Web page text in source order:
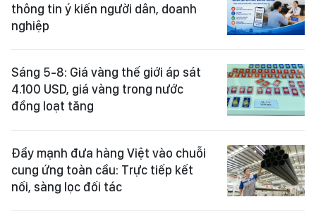
thông tin ý kiến người dân, doanh
nghiệp
Sáng 5-8: Giá vàng thế giới áp sát
4.100 USD, giá vàng trong nước
đồng loạt tăng
Đẩy mạnh đưa hàng Việt vào chuỗi
cung ứng toàn cầu: Trực tiếp kết
nối, sàng lọc đối tác